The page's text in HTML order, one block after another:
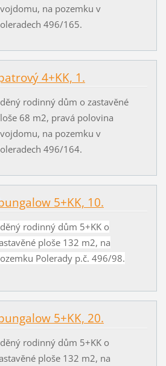
na pozemku v
496/165.
4+KK, 1.
rodinný dům o zastavěné
68 m2, pravá polovina
na pozemku v
496/164.
5+KK, 10.
rodinný dům 5+KK o
ploše 132 m2, na
Polerady p.č. 496/98.
5+KK, 20.
rodinný dům 5+KK o
ploše 132 m2, na